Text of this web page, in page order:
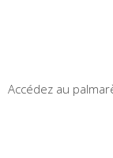
Accédez au